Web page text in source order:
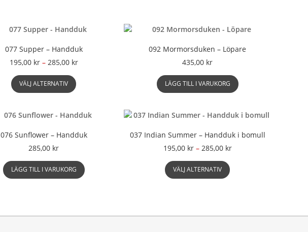
077 Supper – Handduk
195,00 kr – 285,00 krPrisintervall:
VÄLJ ALTERNATIV
här
flera
De
alternativen
kan
092 Mormorsduken – Löpare
435,00 kr
LÄGG TILL I VARUKORG
076 Sunflower – Handduk
285,00 kr
LÄGG TILL I VARUKORG
037 Indian Summer – Handduk i bomull
195,00 kr – 285,00 krPrisintervall:
VÄLJ ALTERNATIV
här
varianter.